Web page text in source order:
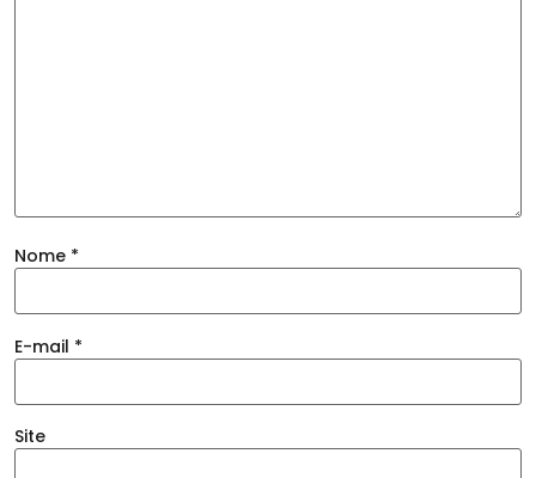
Nome *
E-mail *
Site